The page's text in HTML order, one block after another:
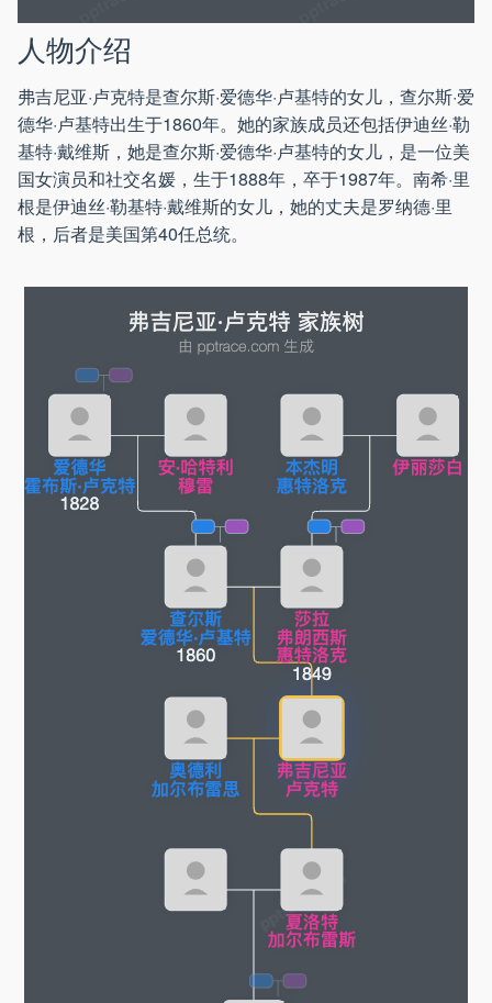
人物介绍
弗吉尼亚·卢克特是查尔斯·爱德华·卢基特的女儿，查尔斯·爱
德华·卢基特出生于1860年。她的家族成员还包括伊迪丝·勒
基特·戴维斯，她是查尔斯·爱德华·卢基特的女儿，是一位美
国女演员和社交名媛，生于1888年，卒于1987年。南希·里
根是伊迪丝·勒基特·戴维斯的女儿，她的丈夫是罗纳德·里
根，后者是美国第40任总统。